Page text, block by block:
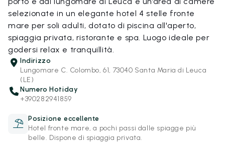
selezionate in un elegante hotel 4 stelle fronte
mare per soli adulti, dotato di piscina all'aperto,
spiaggia privata, ristorante e spa. Luogo ideale per
godersi relax e tranquillità.
Indirizzo
Lungomare C. Colombo, 61, 73040 Santa Maria di Leuca
(LE)
Numero Hotiday
+390282941859
Posizione eccellente
Hotel fronte mare, a pochi passi dalle spiagge più
belle. Dispone di spiaggia privata.